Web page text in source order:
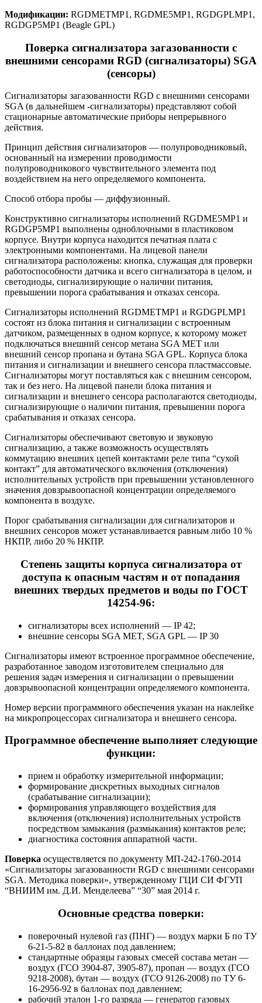
Модификации: RGDMETMP1, RGDME5MP1, RGDGPLMP1,
RGDGP5MP1 (Beagle GPL)
Поверка сигнализатора загазованности с
внешними сенсорами RGD (сигнализаторы) SGA
(сенсоры)
Сигнализаторы загазованности RGD с внешними сенсорами
SGA (в дальнейшем -сигнализаторы) представляют собой
стационарные автоматические приборы непрерывного
действия.
Принцип действия сигнализаторов — полупроводниковый,
основанный на измерении проводимости
полупроводникового чувствительного элемента под
воздействием на него определяемого компонента.
Способ отбора пробы — диффузионный.
Конструктивно сигнализаторы исполнений RGDME5MP1 и
RGDGP5MP1 выполнены одноблочными в пластиковом
корпусе. Внутри корпуса находится печатная плата с
электронными компонентами. На лицевой панели
сигнализатора расположены: кнопка, служащая для проверки
работоспособности датчика и всего сигнализатора в целом, и
светодиоды, сигнализирующие о наличии питания,
превышении порога срабатывания и отказах сенсора.
Сигнализаторы исполнений RGDMETMP1 и RGDGPLMP1
состоят из блока питания и сигнализации с встроенным
датчиком, размещенных в одном корпусе, к которому может
подключаться внешний сенсор метана SGA MET или
внешний сенсор пропана и бутана SGA GPL. Корпуса блока
питания и сигнализации и внешнего сенсора пластмассовые.
Сигнализаторы могут поставляться как с внешним сенсором,
так и без него. На лицевой панели блока питания и
сигнализации и внешнего сенсора располагаются светодиоды,
сигнализирующие о наличии питания, превышении порога
срабатывания и отказах сенсора.
Сигнализаторы обеспечивают световую и звуковую
сигнализацию, а также возможность осуществлять
коммутацию внешних цепей контактами реле типа “сухой
контакт” для автоматического включения (отключения)
исполнительных устройств при превышении установленного
значения довзрывоопасной концентрации определяемого
компонента в воздухе.
Порог срабатывания сигнализации для сигнализаторов и
внешних сенсоров может устанавливается равным либо 10 %
НКПР, либо 20 % НКПР.
Степень защиты корпуса сигнализатора от
доступа к опасным частям и от попадания
внешних твердых предметов и воды по ГОСТ
14254-96:
сигнализаторы всех исполнений — IP 42;
внешние сенсоры SGA MET, SGA GPL — IP 30
Сигнализаторы имеют встроенное программное обеспечение,
разработанное заводом изготовителем специально для
решения задач измерения и сигнализации о превышении
довзрывоопасной концентрации определяемого компонента.
Номер версии программного обеспечения указан на наклейке
на микропроцессорах сигнализатора и внешнего сенсора.
Программное обеспечение выполняет следующие
функции:
прием и обработку измерительной информации;
формирование дискретных выходных сигналов
(срабатывание сигнализации);
формирования управляющего воздействия для
включения (отключения) исполнительных устройств
посредством замыкания (размыкания) контактов реле;
диагностика состояния аппаратной части.
Поверка осуществляется по документу МП-242-1760-2014
«Сигнализаторы загазованности RGD с внешними сенсорами
SGA. Методика поверки», утвержденному ГЦИ СИ ФГУП
“ВНИИМ им. Д.И. Менделеева” “30” мая 2014 г.
Основные средства поверки:
поверочный нулевой газ (ПНГ) — воздух марки Б по ТУ
6-21-5-82 в баллонах под давлением;
стандартные образцы газовых смесей состава метан —
воздух (ГСО 3904-87, 3905-87), пропан — воздух (ГСО
9218-2008), бутан — воздух (ГСО 9126-2008) по ТУ 6-
16-2956-92 в баллонах под давлением;
рабочий эталон 1-го разряда — генератор газовых